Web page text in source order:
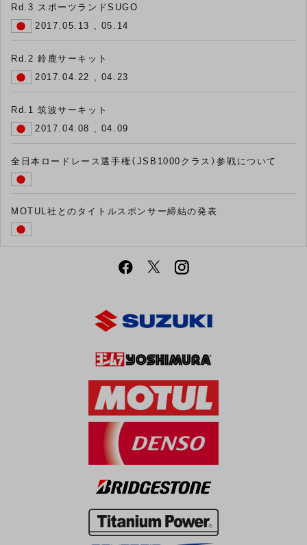
Rd.3 スポーツランドSUGO
2017.05.13 , 05.14
Rd.2 鈴鹿サーキット
2017.04.22 , 04.23
Rd.1 筑波サーキット
2017.04.08 , 04.09
全日本ロードレース選手権（JSB1000クラス）参戦について
MOTUL社とのタイトルスポンサー締結の発表